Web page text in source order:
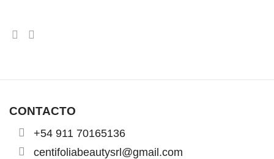
CONTACTO
+54 911 70165136
centifoliabeautysrl@gmail.com